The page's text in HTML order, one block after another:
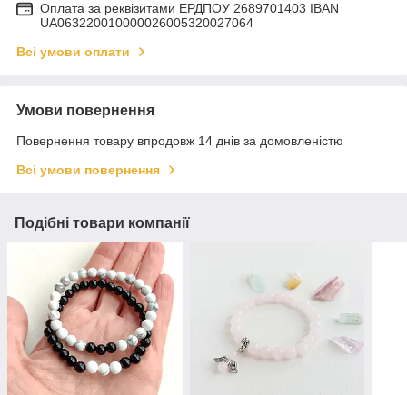
Оплата за реквізитами ЕРДПОУ 2689701403 IBAN
UA063220010000026005320027064
Всі умови оплати
Умови повернення
Повернення товару впродовж 14 днів за домовленістю
Всі умови повернення
Подібні товари компанії